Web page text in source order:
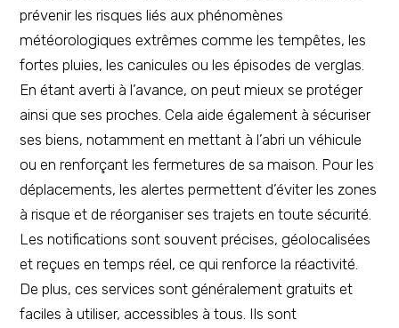
prévenir les risques liés aux phénomènes
météorologiques extrêmes comme les tempêtes, les
fortes pluies, les canicules ou les épisodes de verglas.
En étant averti à l’avance, on peut mieux se protéger
ainsi que ses proches. Cela aide également à sécuriser
ses biens, notamment en mettant à l’abri un véhicule
ou en renforçant les fermetures de sa maison. Pour les
déplacements, les alertes permettent d’éviter les zones
à risque et de réorganiser ses trajets en toute sécurité.
Les notifications sont souvent précises, géolocalisées
et reçues en temps réel, ce qui renforce la réactivité.
De plus, ces services sont généralement gratuits et
faciles à utiliser, accessibles à tous. Ils sont